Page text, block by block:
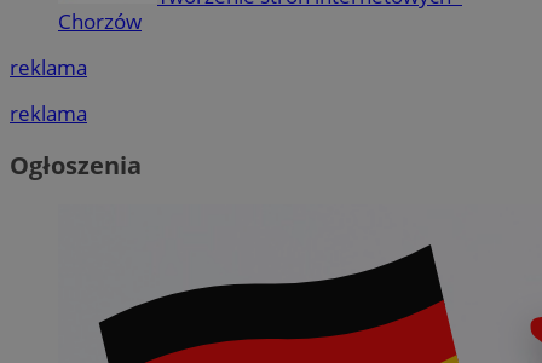
Chorzów
reklama
reklama
Ogłoszenia